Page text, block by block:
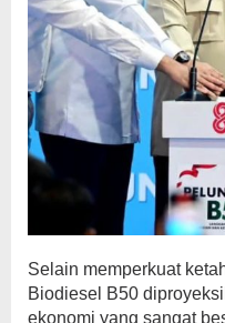
Selain memperkuat
Biodiesel B50
ekonomi yang sangat